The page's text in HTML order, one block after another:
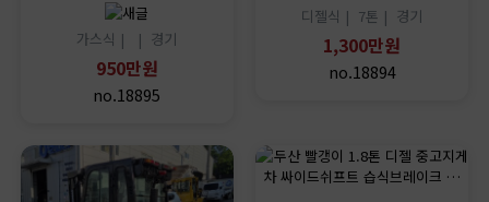
가스식 | | 경기
950만원
no.18895
디젤식 | 7톤 | 경기
1,300만원
no.18894